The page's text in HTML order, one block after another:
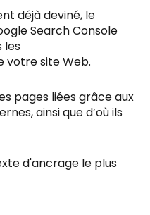
déjà deviné, le
Search Console
les
votre site Web.
pages liées grâce aux
ainsi que d’où ils
d'ancrage le plus